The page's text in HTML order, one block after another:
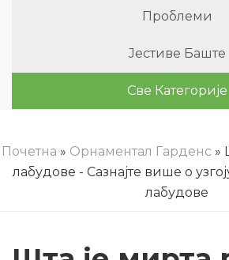
Проблеми
Јестиве Баште
Све Категорије
Почетна » Орнаментал Гарденс »
лабудове - Сазнајте више о
лабудове